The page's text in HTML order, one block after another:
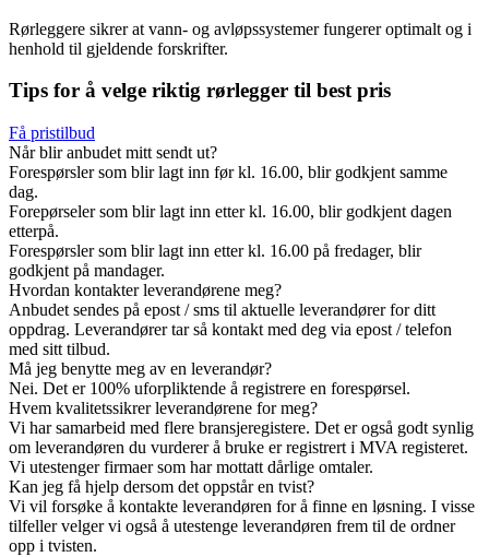
Rørleggere sikrer at vann- og avløpssystemer fungerer optimalt og i
henhold til gjeldende forskrifter.
Tips for å velge riktig rørlegger til best pris
Få pristilbud
Når blir anbudet mitt sendt ut?
Forespørsler som blir lagt inn før kl. 16.00, blir godkjent samme
dag.
Forepørseler som blir lagt inn etter kl. 16.00, blir godkjent dagen
etterpå.
Forespørsler som blir lagt inn etter kl. 16.00 på fredager, blir
godkjent på mandager.
Hvordan kontakter leverandørene meg?
Anbudet sendes på epost / sms til aktuelle leverandører for ditt
oppdrag. Leverandører tar så kontakt med deg via epost / telefon
med sitt tilbud.
Må jeg benytte meg av en leverandør?
Nei. Det er 100% uforpliktende å registrere en forespørsel.
Hvem kvalitetssikrer leverandørene for meg?
Vi har samarbeid med flere bransjeregistere. Det er også godt synlig
om leverandøren du vurderer å bruke er registrert i MVA registeret.
Vi utestenger firmaer som har mottatt dårlige omtaler.
Kan jeg få hjelp dersom det oppstår en tvist?
Vi vil forsøke å kontakte leverandøren for å finne en løsning. I visse
tilfeller velger vi også å utestenge leverandøren frem til de ordner
opp i tvisten.